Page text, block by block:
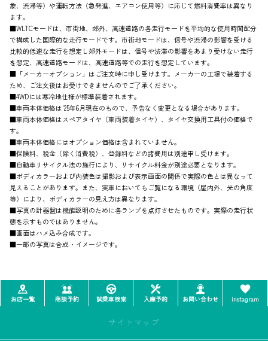
象、渋滞等）や運転方法（急発進、エアコン使用等）に応じて燃料消費率は異なり
ます。
■WLTCモードは、市街地、郊外、高速道路の各走行モードを平均的な使用時間配分
で構成した国際的な走行モードです。市街地モードは、信号や渋滞の影響を受ける
比較的低速な走行を想定し郊外モードは、信号や渋滞の影響をあまり受けない走行
を想定、高速道路モードは、高速道路等での走行を想定しています。
■「メーカーオプション」はご注文時に申し受けます。メーカーの工場で装着する
ため、ご注文後はお受けできませんのでご了承ください。
■4WDには寒冷地仕様が標準装着されます。
■車両本体価格は'25年6月現在のもので、予告なく変更となる場合があります。
■車両本体価格はスペアタイヤ（車両装着タイヤ）、タイヤ交換用工具付の価格で
す。
■車両本体価格にはオプション価格は含まれていません。
■保険料、税金（除く消費税）、登録料などの諸費用は別途申し受けます。
■自動車リサイクル法の施行により、リサイクル料金が別途必要となります。
■ボディカラーおよび内装色は撮影および表示画面の関係で実際の色とは異なって
見えることがあります。また、実車においてもご覧になる環境（屋内外、光の角度
等）により、ボディカラーの見え方は異なります。
■写真の計器盤は機能説明のために各ランプを点灯させたものです。実際の走行状
態を示すものではありません。
■画面はハメ込み合成です。
■一部の写真は合成・イメージです。
お店一覧 商談予約 試乗車検索 入庫予約 お問い合わせ instagram
サイトマップ